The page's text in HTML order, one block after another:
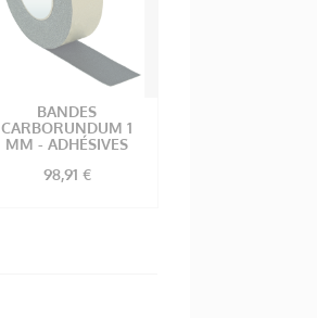
BANDES
CARBORUNDUM 1
MM - ADHÉSIVES
98,91 €